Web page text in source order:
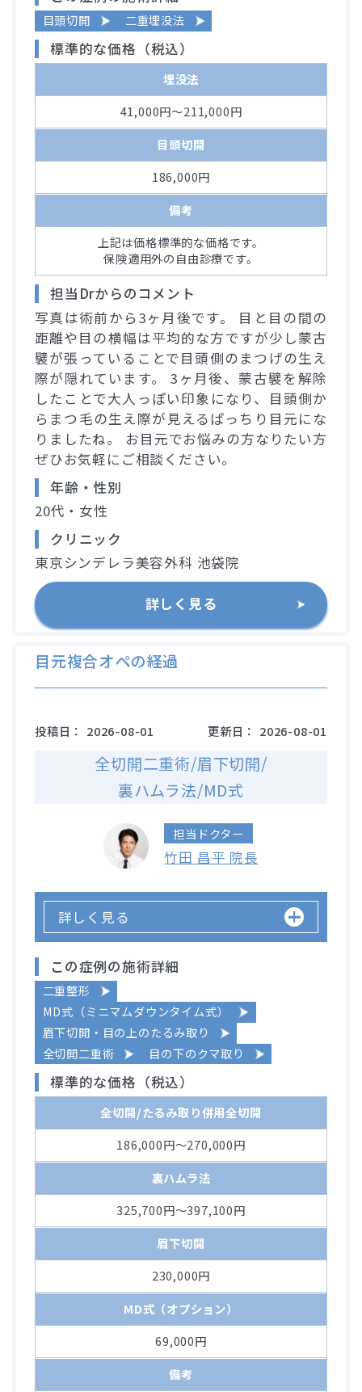
目頭切開 二重埋没法
標準的な価格（税込）
埋没法
41,000円～211,000円
目頭切開
186,000円
備考
上記は価格標準的な価格です。
保険適用外の自由診療です。
担当Drからのコメント
写真は術前から3ヶ月後です。 目と目の間の
距離や目の横幅は平均的な方ですが少し蒙古
襞が張っていることで目頭側のまつげの生え
際が隠れています。 3ヶ月後、蒙古襞を解除
したことで大人っぽい印象になり、目頭側か
らまつ毛の生え際が見えるぱっちり目元にな
りましたね。 お目元でお悩みの方なりたい方
ぜひお気軽にご相談ください。
年齢・性別
20代・女性
クリニック
東京シンデレラ美容外科 池袋院
詳しく見る
目元複合オペの経過
投稿日： 2026-08-01 更新日： 2026-08-01
全切開二重術/眉下切開/
裏ハムラ法/MD式
担当ドクター
竹田 昌平 院長
詳しく見る
この症例の施術詳細
二重整形
MD式（ミニマムダウンタイム式）
眉下切開・目の上のたるみ取り
全切開二重術
目の下のクマ取り
標準的な価格（税込）
全切開/たるみ取り併用全切開
186,000円～270,000円
裏ハムラ法
325,700円～397,100円
眉下切開
230,000円
MD式（オプション）
69,000円
備考